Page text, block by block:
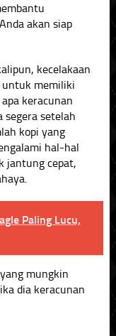
akan siap
kecelakaan
untuk memiliki
keracunan
segera setelah
kopi yang
hal-hal
jantung cepat,
Paling Lucu,
mungkin
dia keracunan